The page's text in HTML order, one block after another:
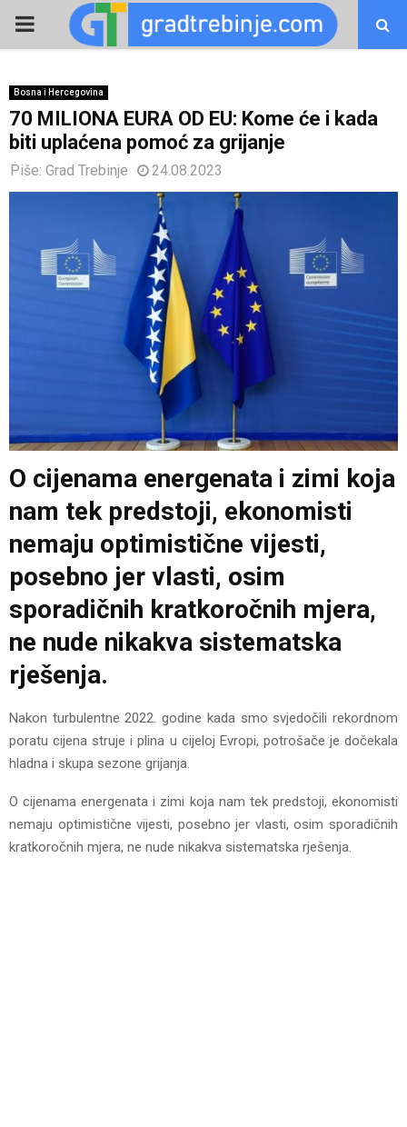
PRIMARY
Bosna i Hercegovina
70 MILIONA EURA OD EU: Kome će i kada
biti uplaćena pomoć za grijanje
Piše: Grad Trebinje 24.08.2023
O cijenama energenata i zimi koja
nam tek predstoji, ekonomisti
nemaju optimistične vijesti,
posebno jer vlasti, osim
sporadičnih kratkoročnih mjera,
ne nude nikakva sistematska
rješenja.
Nakon turbulentne 2022. godine kada smo svjedočili rekordnom
poratu cijena struje i plina u cijeloj Evropi, potrošače je dočekala
hladna i skupa sezone grijanja.
O cijenama energenata i zimi koja nam tek predstoji, ekonomisti
nemaju optimistične vijesti, posebno jer vlasti, osim sporadičnih
kratkoročnih mjera, ne nude nikakva sistematska rješenja.